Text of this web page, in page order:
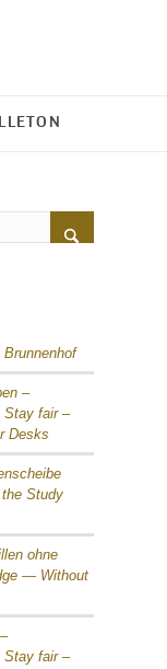
–
Stay fair –
Desks
Study
ohne
— Without
Stay fair –